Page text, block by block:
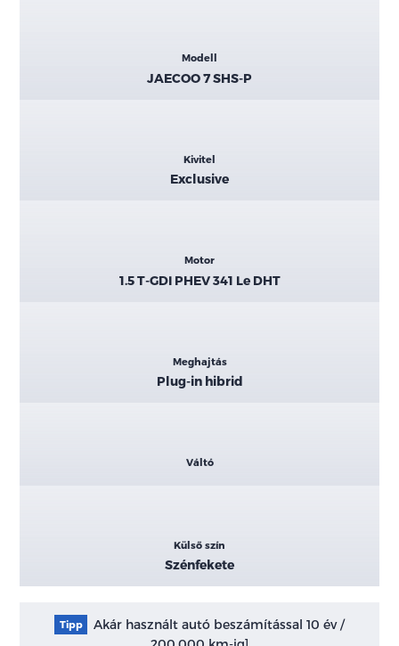
Modell
JAECOO 7 SHS-P
Kivitel
Exclusive
Motor
1.5 T-GDI PHEV 341 Le DHT
Meghajtás
Plug-in hibrid
Váltó
Külső szín
Szénfekete
Tipp
Akár használt autó beszámítással 10 év /
1